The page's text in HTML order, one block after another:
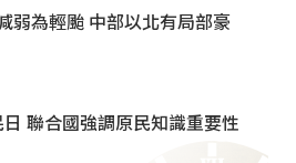
弱為輕颱 中部以北有局部豪
聯合國強調原民知識重要性